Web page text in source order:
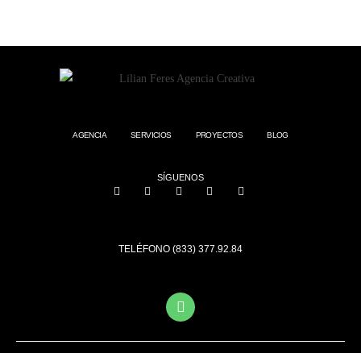
AGENCIA SERVICIOS PROYECTOS BLOG
SÍGUENOS
TELÉFONO (833) 377.92.84